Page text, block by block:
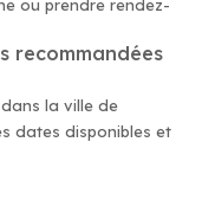
ou prendre rendez-
recommandées
la ville de
dates disponibles et